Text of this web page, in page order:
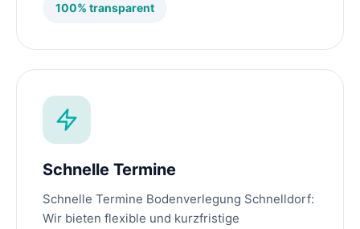
100% transparent
Schnelle Termine
Schnelle Termine Bodenverlegung Schnelldorf:
Wir bieten flexible und kurzfristige